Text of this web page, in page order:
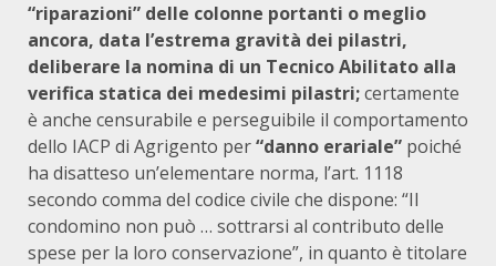
“riparazioni” delle colonne portanti o meglio
ancora, data l’estrema gravità dei pilastri,
deliberare la nomina di un Tecnico Abilitato alla
verifica statica dei medesimi pilastri;certamente
è anche censurabile e perseguibile il comportamento
dello IACP di Agrigento per“danno erariale” poiché
ha disatteso un’elementare norma, l’art. 1118
secondo comma del codice civile che dispone: “Il
condomino non può … sottrarsi al contributo delle
spese per la loro conservazione”, in quanto è titolare